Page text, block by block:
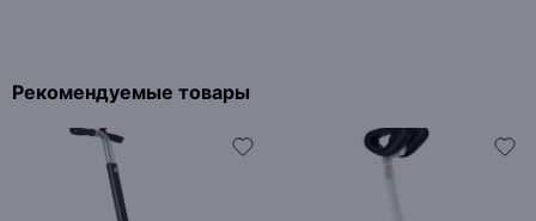
Рекомендуемые товары